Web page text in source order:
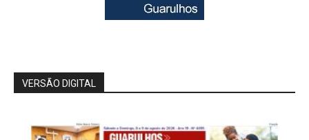
VERSÃO DIGITAL